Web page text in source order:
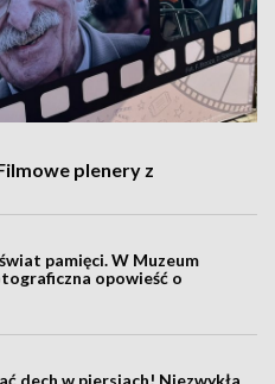
plenery z
pamięci. W Muzeum
opowieść o